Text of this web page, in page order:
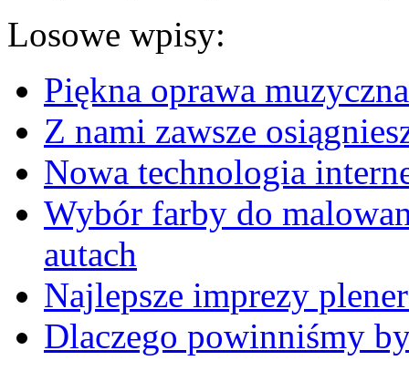
Losowe wpisy:
Piękna oprawa
Z nami zawsze
Nowa technologia
Wybór farby do
autach
Najlepsze imprezy
Dlaczego powinniśmy